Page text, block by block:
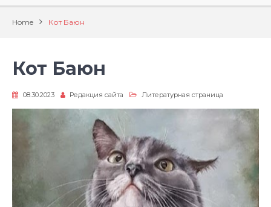
Home Кот Баюн
Кот Баюн
08.30.2023 Редакция сайта Литературная страница